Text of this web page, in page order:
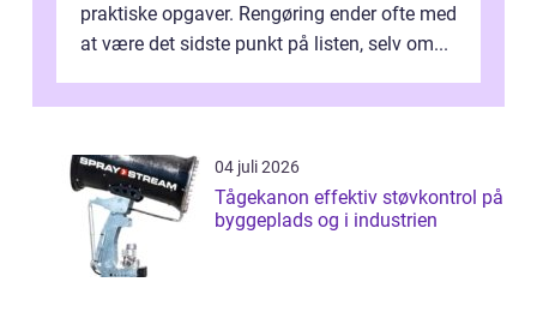
praktiske opgaver. Rengøring ender ofte med
at være det sidste punkt på listen, selv om...
04 juli 2026
Tågekanon effektiv støvkontrol på
byggeplads og i industrien